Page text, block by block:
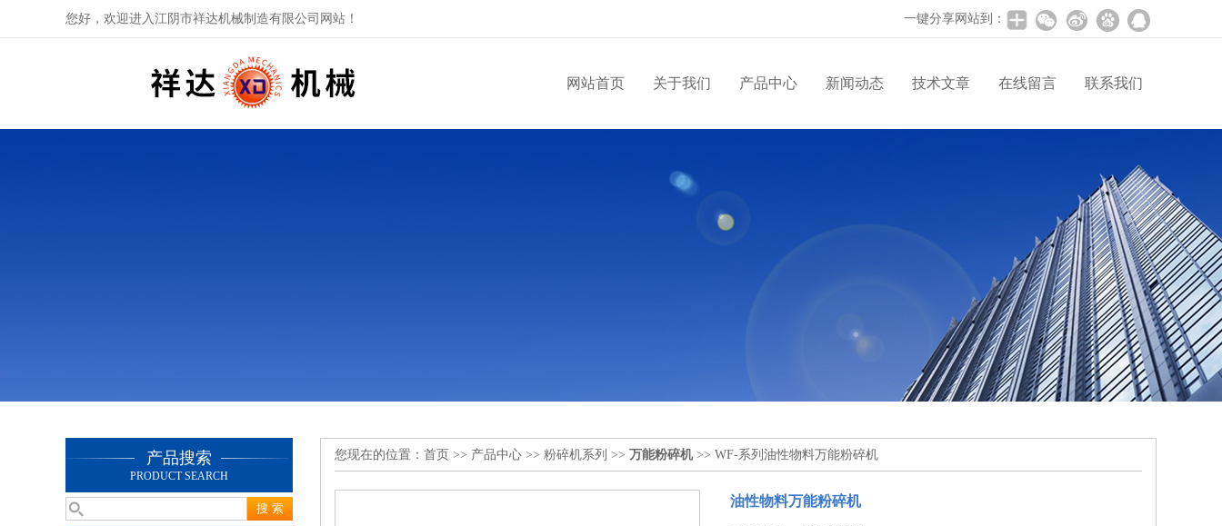
您好，欢迎进入江阴市祥达机械制造有限公司网站！ 一键分享网站到：
网站首页 关于我们 产品中心 新闻动态 技术文章 在线留言 联系我们
产品搜索
PRODUCT SEARCH
您现在的位置： 首页 >> 产品中心 >> 粉碎机系列 >> 万能粉碎机>> WF-系列油性物料万能粉碎机
油性物料万能粉碎机